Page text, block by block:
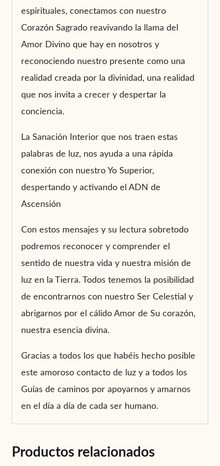
espirituales, conectamos con nuestro
Corazón Sagrado reavivando la llama del
Amor Divino que hay en nosotros y
reconociendo nuestro presente como una
realidad creada por la divinidad, una realidad
que nos invita a crecer y despertar la
conciencia.
La Sanación Interior que nos traen estas
palabras de luz, nos ayuda a una rápida
conexión con nuestro Yo Superior,
despertando y activando el ADN de
Ascensión
Con estos mensajes y su lectura sobretodo
podremos reconocer y comprender el
sentido de nuestra vida y nuestra misión de
luz en la Tierra. Todos tenemos la posibilidad
de encontrarnos con nuestro Ser Celestial y
abrigarnos por el cálido Amor de Su corazón,
nuestra esencia divina.
Gracias a todos los que habéis hecho posible
este amoroso contacto de luz y a todos los
Guías de caminos por apoyarnos y amarnos
en el día a día de cada ser humano.
Productos relacionados